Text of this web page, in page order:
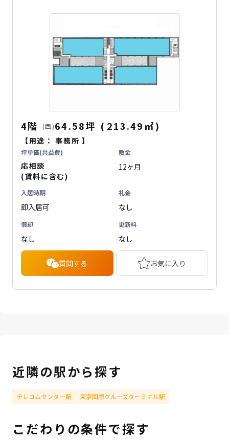
4階 (西)64.58坪 ( 213.49 ㎡)
【用途：事務所 】
坪単価(共益費)
応相談
(賃料に含む)
敷金
12ヶ月
入居時期
即入居可
礼金
なし
償却
なし
更新料
なし
質問する お気に入り
近隣の駅から探す
テレコムセンター駅 東京国際クルーズターミナル駅
こだわりの条件で探す